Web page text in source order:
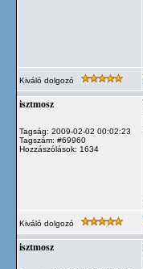
Kiváló dolgozó
isztmosz
Tagság: 2009-02-02 00:02:23
Tagszám: #69960
Hozzászólások: 1634
Kiváló dolgozó
isztmosz